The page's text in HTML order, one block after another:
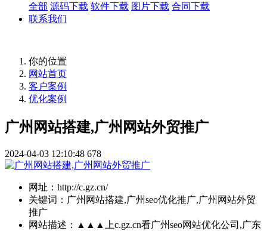
全部 源码下载 软件下载 图片下载 合同下载
联系我们
你的位置
网站首页
客户案例
优化案例
广州网站搭建,广州网站外贸推广
2024-04-03 12:10:48 678
网址： http://c.gz.cn/
关键词： 广州网站搭建,广州seo优化推广,广州网站外贸
推广
网站描述：
▲▲▲上c.gz.cn看广州seo网站优化公司,广东